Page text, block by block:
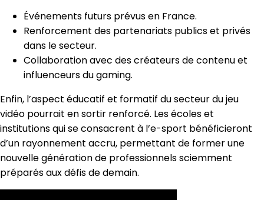
Événements futurs prévus en France.
Renforcement des partenariats publics et privés
dans le secteur.
Collaboration avec des créateurs de contenu et
influenceurs du gaming.
Enfin, l’aspect éducatif et formatif du secteur du jeu
vidéo pourrait en sortir renforcé. Les écoles et
institutions qui se consacrent à l’e-sport bénéficieront
d’un rayonnement accru, permettant de former une
nouvelle génération de professionnels sciemment
préparés aux défis de demain.